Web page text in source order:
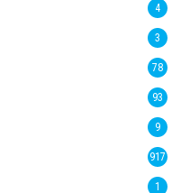
4
3
78
93
9
917
1